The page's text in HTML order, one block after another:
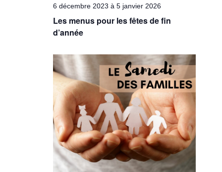
6 décembre 2023 à5 janvier 2026
Les menus pour les fêtes de fin
d’année